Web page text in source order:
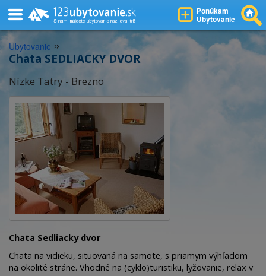
Ponúkam
Ubytovanie
Ubytovanie »
Chata SEDLIACKY DVOR
Nízke Tatry - Brezno
Chata Sedliacky dvor
Chata na vidieku, situovaná na samote, s priamym výhľadom
na okolité stráne. Vhodné na (cyklo)turistiku, lyžovanie, relax v